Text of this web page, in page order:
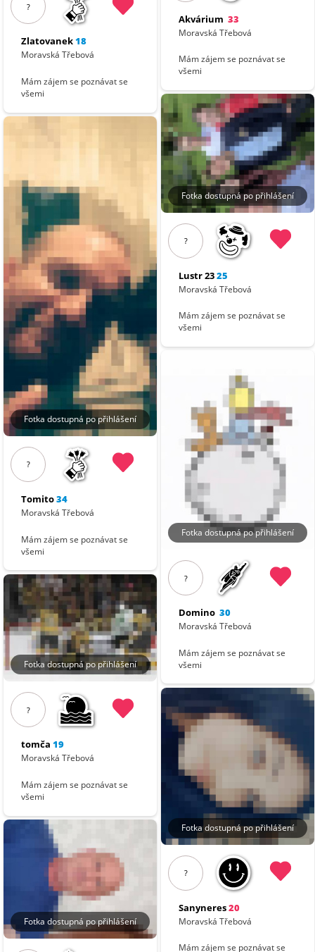
?
Zlatovanek18
Moravská Třebová
Mám zájem se poznávat se
všemi
Fotka dostupná po přihlášení
?
Tomito34
Moravská Třebová
Mám zájem se poznávat se
všemi
Fotka dostupná po přihlášení
?
tomča 19
Moravská Třebová
Mám zájem se poznávat se
všemi
Fotka dostupná po přihlášení
Akvárium 33
Moravská Třebová
Mám zájem se poznávat se
všemi
Fotka dostupná po přihlášení
?
Lustr 2325
Moravská Třebová
Mám zájem se poznávat se
všemi
Fotka dostupná po přihlášení
?
Domino 30
Moravská Třebová
Mám zájem se poznávat se
všemi
Fotka dostupná po přihlášení
?
Sanyneres20
Moravská Třebová
Mám zájem se poznávat se